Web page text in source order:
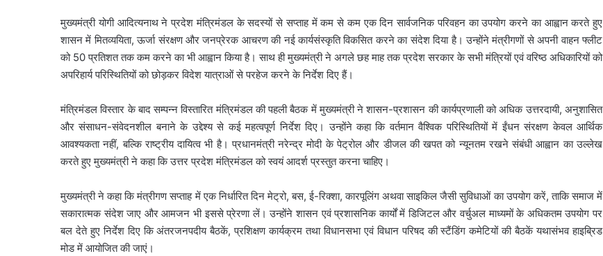
मुख्यमंत्री योगी आदित्यनाथ ने प्रदेश मंत्रिमंडल के सदस्यों से सप्ताह में कम से कम एक दिन सार्वजनिक परिवहन का उपयोग करने का आह्वान करते हुए
शासन में मितव्ययिता, ऊर्जा संरक्षण और जनप्रेरक आचरण की नई कार्यसंस्कृति विकसित करने का संदेश दिया है। उन्होंने मंत्रीगणों से अपनी वाहन फ्लीट
को 50 प्रतिशत तक कम करने का भी आह्वान किया है। साथ ही मुख्यमंत्री ने अगले छह माह तक प्रदेश सरकार के सभी मंत्रियों एवं वरिष्ठ अधिकारियों को
अपरिहार्य परिस्थितियों को छोड़कर विदेश यात्राओं से परहेज करने के निर्देश दिए हैं।
मंत्रिमंडल विस्तार के बाद सम्पन्न विस्तारित मंत्रिमंडल की पहली बैठक में मुख्यमंत्री ने शासन-प्रशासन की कार्यप्रणाली को अधिक उत्तरदायी, अनुशासित
और संसाधन-संवेदनशील बनाने के उद्देश्य से कई महत्वपूर्ण निर्देश दिए। उन्होंने कहा कि वर्तमान वैश्विक परिस्थितियों में ईंधन संरक्षण केवल आर्थिक
आवश्यकता नहीं, बल्कि राष्ट्रीय दायित्व भी है। प्रधानमंत्री नरेन्द्र मोदी के पेट्रोल और डीजल की खपत को न्यूनतम रखने संबंधी आह्वान का उल्लेख
करते हुए मुख्यमंत्री ने कहा कि उत्तर प्रदेश मंत्रिमंडल को स्वयं आदर्श प्रस्तुत करना चाहिए।
मुख्यमंत्री ने कहा कि मंत्रीगण सप्ताह में एक निर्धारित दिन मेट्रो, बस, ई-रिक्शा, कारपूलिंग अथवा साइकिल जैसी सुविधाओं का उपयोग करें, ताकि समाज में
सकारात्मक संदेश जाए और आमजन भी इससे प्रेरणा लें। उन्होंने शासन एवं प्रशासनिक कार्यों में डिजिटल और वर्चुअल माध्यमों के अधिकतम उपयोग पर
बल देते हुए निर्देश दिए कि अंतरजनपदीय बैठकें, प्रशिक्षण कार्यक्रम तथा विधानसभा एवं विधान परिषद की स्टैंडिंग कमेटियों की बैठकें यथासंभव हाइब्रिड
मोड में आयोजित की जाएं।